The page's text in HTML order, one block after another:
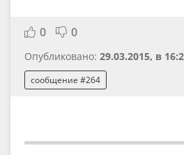
0 0
Опубликовано: 29.03.2015, в
сообщение #264